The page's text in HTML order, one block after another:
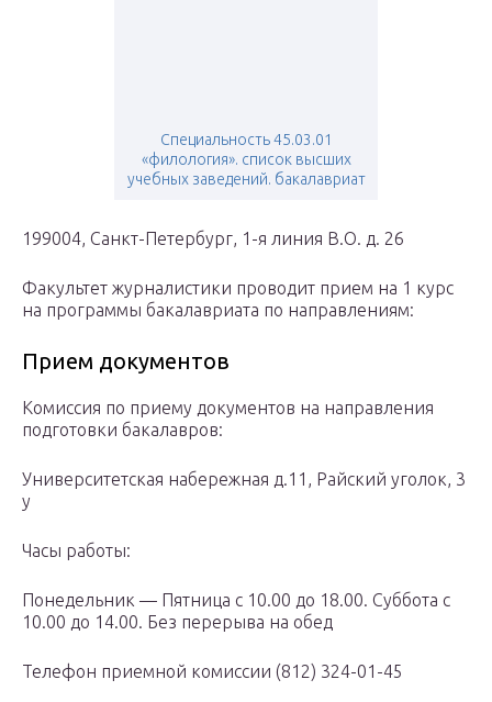
Специальность 45.03.01
«филология». список высших
учебных заведений. бакалавриат
199004, Санкт-Петербург, 1-я линия В.О. д. 26
Факультет журналистики проводит прием на 1 курс
на программы бакалавриата по направлениям:
Прием документов
Комиссия по приему документов на направления
подготовки бакалавров:
Университетская набережная д.11, Райский уголок, 3
у
Часы работы:
Понедельник — Пятница с 10.00 до 18.00. Суббота с
10.00 до 14.00. Без перерыва на обед
Телефон приемной комиссии (812) 324-01-45